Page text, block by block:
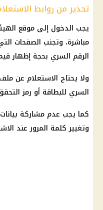
تحذير من روابط
يجب الدخول إلى موقع
مباشرة، وتجنب الصفحات
الرقم السري بحجة إظهار
ولا يحتاج الاستعلام عن
السري للبطاقة أو رمز
كما يجب عدم مشاركة
وتغيير كلمة المرور عند